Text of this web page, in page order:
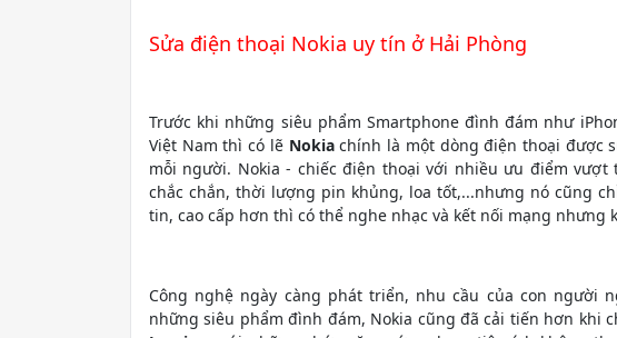
Sửa điện thoại Nokia uy tín ở Hải Phòng
Trước khi những siêu phẩm Smartphone đình đám như
Việt Nam thì có lẽ Nokiachính là một dòng điện thoại được
mỗi người. Nokia - chiếc điện thoại với nhiều ưu điểm
chắc chắn, thời lượng pin khủng, loa tốt,...nhưng nó cũng
tin, cao cấp hơn thì có thể nghe nhạc và kết nối mạng nhưng
Công nghệ ngày càng phát triển, nhu cầu của con người
những siêu phẩm đình đám, Nokia cũng đã cải tiến hơn khi